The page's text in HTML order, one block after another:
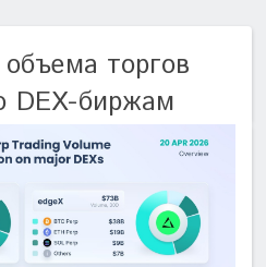
торгов
DEX-биржам